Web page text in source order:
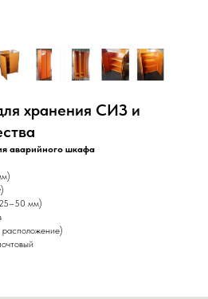
хранения СИЗ и
аварийного шкафа
мм)
расположение)